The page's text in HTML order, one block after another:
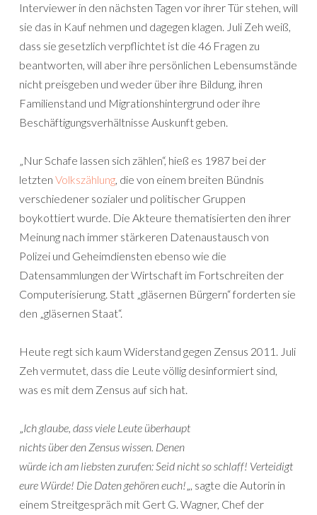
Interviewer in den nächsten Tagen vor ihrer Tür stehen, will
sie das in Kauf nehmen und dagegen klagen. Juli Zeh weiß,
dass sie gesetzlich verpflichtet ist die 46 Fragen zu
beantworten, will aber ihre persönlichen Lebensumstände
nicht preisgeben und weder über ihre Bildung, ihren
Familienstand und Migrationshintergrund oder ihre
Beschäftigungsverhältnisse Auskunft geben.
„Nur Schafe lassen sich zählen“, hieß es 1987 bei der
letzten Volkszählung, die von einem breiten Bündnis
verschiedener sozialer und politischer Gruppen
boykottiert wurde. Die Akteure thematisierten den ihrer
Meinung nach immer stärkeren Datenaustausch von
Polizei und Geheimdiensten ebenso wie die
Datensammlungen der Wirtschaft im Fortschreiten der
Computerisierung. Statt „gläsernen Bürgern“ forderten sie
den „gläsernen Staat“.
Heute regt sich kaum Widerstand gegen Zensus 2011. Juli
Zeh vermutet, dass die Leute völlig desinformiert sind,
was es mit dem Zensus auf sich hat.
„Ich glaube, dass viele Leute überhaupt
nichts über den Zensus wissen. Denen
würde ich am liebsten zurufen: Seid nicht so schlaff! Verteidigt
eure Würde! Die Daten gehören euch!„, sagte die Autorin in
einem Streitgespräch mit Gert G. Wagner, Chef der